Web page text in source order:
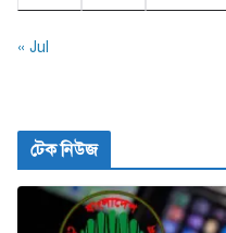
« Jul
টেক নিউজ